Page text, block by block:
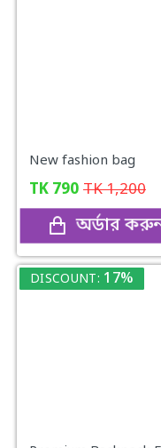
New fashion bag
TK 790 TK1,200
অর্ডার করুন
DISCOUNT: 17%